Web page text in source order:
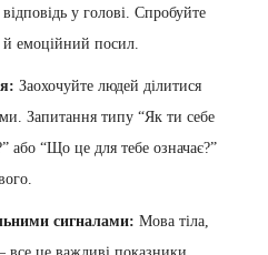
у голові. Спробуйте
емоційний посил.
Заохочуйте людей ділитися
Запитання типу “Як ти себе
або “Що це для тебе означає?”
сигналами: Мова тіла,